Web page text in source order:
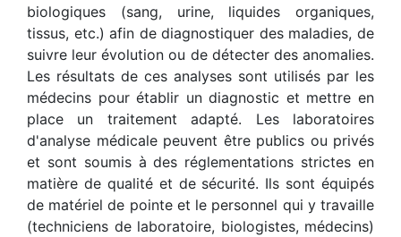
biologiques (sang, urine, liquides organiques,
tissus, etc.) afin de diagnostiquer des maladies, de
suivre leur évolution ou de détecter des anomalies.
Les résultats de ces analyses sont utilisés par les
médecins pour établir un diagnostic et mettre en
place un traitement adapté. Les laboratoires
d'analyse médicale peuvent être publics ou privés
et sont soumis à des réglementations strictes en
matière de qualité et de sécurité. Ils sont équipés
de matériel de pointe et le personnel qui y travaille
(techniciens de laboratoire, biologistes, médecins)